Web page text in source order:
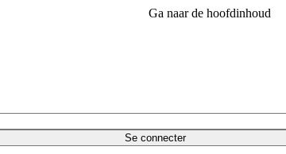
Ga naar de hoofdinhoud
Se connecter